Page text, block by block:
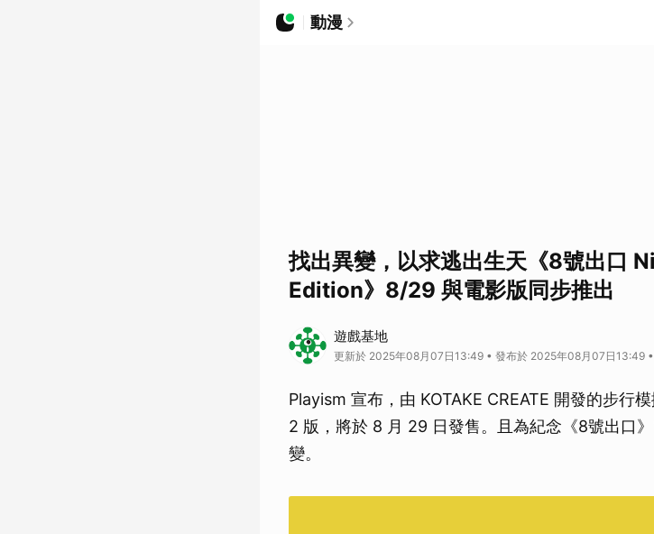
動漫
找出異變，以求逃出生天《8號出口
Edition》8/29 與電影版同步推出
遊戲基地
更新於 2025年08月07日13:49 • 發布於 2025年08月07日13:49
Playism 宣布，由 KOTAKE CREATE 開發的步
2 版，將於 8 月 29 日發售。且為紀念《8號出口
變。